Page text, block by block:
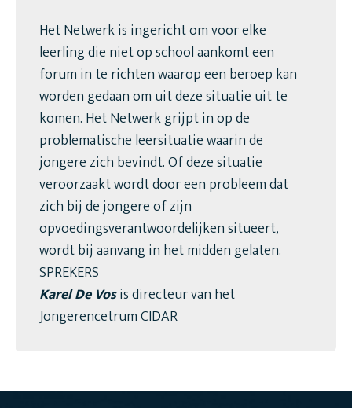
Het Netwerk is ingericht om voor elke
leerling die niet op school aankomt een
forum in te richten waarop een beroep kan
worden gedaan om uit deze situatie uit te
komen. Het Netwerk grijpt in op de
problematische leersituatie waarin de
jongere zich bevindt. Of deze situatie
veroorzaakt wordt door een probleem dat
zich bij de jongere of zijn
opvoedingsverantwoordelijken situeert,
wordt bij aanvang in het midden gelaten.
SPREKERS
Karel De Vosis directeur van het
Jongerencetrum CIDAR